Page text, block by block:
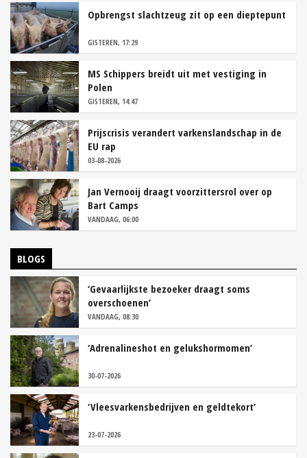
Opbrengst slachtzeug zit op een dieptepunt
GISTEREN, 17:29
MS Schippers breidt uit met vestiging in
Polen
GISTEREN, 14:47
Prijscrisis verandert varkenslandschap in de
EU rap
03-08-2026
Jan Vernooij draagt voorzittersrol over op
Bart Camps
VANDAAG, 06:00
BLOGS
‘Gevaarlijkste bezoeker draagt soms
overschoenen’
VANDAAG, 08:30
‘Adrenalineshot en gelukshormomen’
30-07-2026
‘Vleesvarkensbedrijven en geldtekort’
23-07-2026